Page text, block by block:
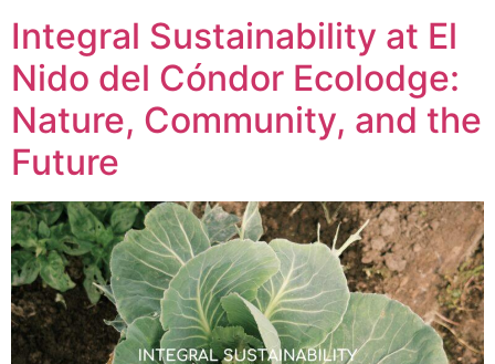
Integral Sustainability at El
Nido del Cóndor Ecolodge:
Nature, Community, and the
Future